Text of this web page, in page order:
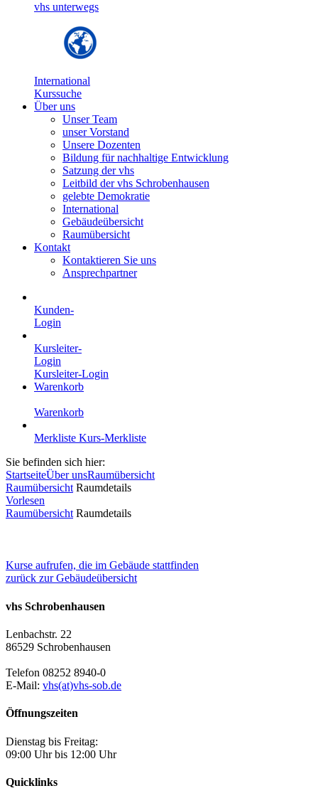
vhs unterwegs
International
Kurssuche
Über uns
Unser Team
unser Vorstand
Unsere Dozenten
Bildung für nachhaltige Entwicklung
Satzung der vhs
Leitbild der vhs Schrobenhausen
gelebte Demokratie
International
Gebäudeübersicht
Raumübersicht
Kontakt
Kontaktieren Sie uns
Ansprechpartner
Kunden-
Login
Kursleiter-
Login
Kursleiter-Login
Warenkorb
Warenkorb
Merkliste Kurs-Merkliste
Sie befinden sich hier:
StartseiteÜber unsRaumübersicht
Raumübersicht Raumdetails
Vorlesen
Raumübersicht Raumdetails
Kurse aufrufen, die im Gebäude stattfinden
zurück zur Gebäudeübersicht
vhs Schrobenhausen
Lenbachstr. 22
86529 Schrobenhausen
Telefon 08252 8940-0
E-Mail: vhs(at)vhs-sob.de
Öffnungszeiten
Dienstag bis Freitag:
09:00 Uhr bis 12:00 Uhr
Quicklinks